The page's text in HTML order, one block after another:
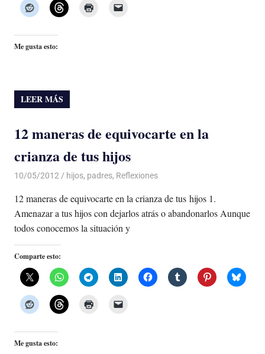
Me gusta esto:
LEER MÁS
12 maneras de equivocarte en la
crianza de tus hijos
10/05/2012 Luis Castellanos
hijos, padres, Reflexiones
12 maneras de equivocarte en la crianza de tus hijos 1.
Amenazar a tus hijos con dejarlos atrás o abandonarlos Aunque
todos conocemos la situación y
Comparte esto:
Me gusta esto: